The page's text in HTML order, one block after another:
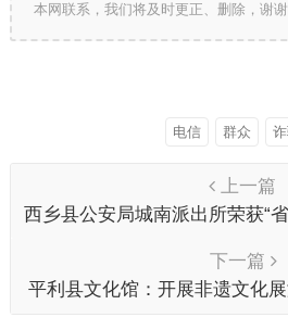
本网联系，我们将及时更正、删除，谢谢
电信 群众
上一篇
西乡县公安局城南派出所荣获“
下一篇
平利县文化馆：开展非遗文化